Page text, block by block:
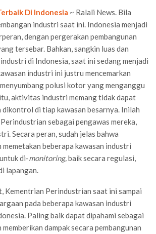
Di Indonesia ~ Ralali News. Bila
industri saat ini. Indonesia menjadi
dengan pergerakan pembangunan
tersebar. Bahkan, sangkin luas dan
di Indonesia, saat ini sedang menjadi
industri ini justru mencemarkan
polusi kotor yang menganggu
aktivitas industri memang tidak dapat
di tiap kawasan besarnya. Inilah
sebagai pengawas mereka,
Secara peran, sudah jelas bahwa
beberapa kawasan industri
di-monitoring,baik secara regulasi,
lapangan.
Kementrian Perindustrian saat ini sampai
pada beberapa kawasan industri
Paling baik dapat dipahami sebagai
memberikan dampak secara pembangunan